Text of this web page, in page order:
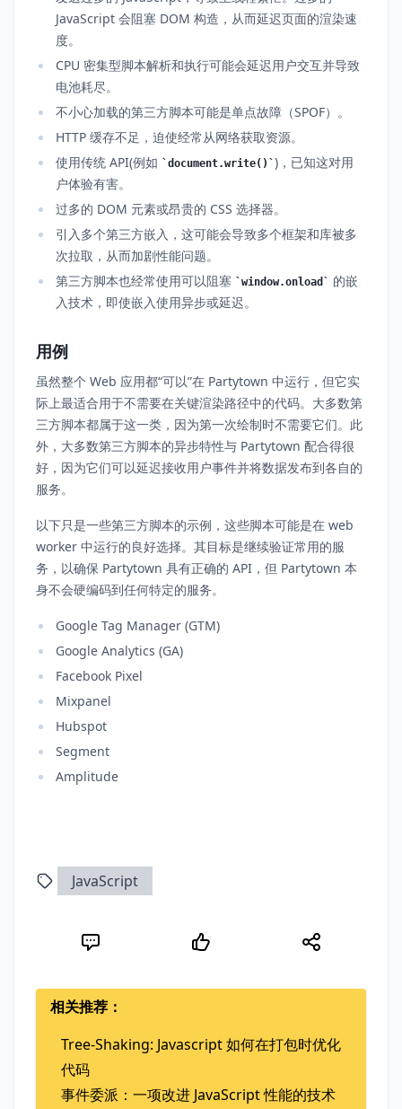
JavaScript 会阻塞 DOM 构造，从而延迟页面的渲染速
度。
CPU 密集型脚本解析和执行可能会延迟用户交互并导致
电池耗尽。
不小心加载的第三方脚本可能是单点故障（SPOF）。
HTTP 缓存不足，迫使经常从网络获取资源。
使用传统 API(例如
document.write()
)，已知这对用
户体验有害。
过多的 DOM 元素或昂贵的 CSS 选择器。
引入多个第三方嵌入，这可能会导致多个框架和库被多
次拉取，从而加剧性能问题。
第三方脚本也经常使用可以阻塞
window.onload
的嵌
入技术，即使嵌入使用异步或延迟。
用例
虽然整个 Web 应用都“可以”在 Partytown 中运行，但它实
际上最适合用于不需要在关键渲染路径中的代码。大多数第
三方脚本都属于这一类，因为第一次绘制时不需要它们。此
外，大多数第三方脚本的异步特性与 Partytown 配合得很
好，因为它们可以延迟接收用户事件并将数据发布到各自的
服务。
以下只是一些第三方脚本的示例，这些脚本可能是在 web
worker 中运行的良好选择。其目标是继续验证常用的服
务，以确保 Partytown 具有正确的 API，但 Partytown 本
身不会硬编码到任何特定的服务。
Google Tag Manager (GTM)
Google Analytics (GA)
Facebook Pixel
Mixpanel
Hubspot
Segment
Amplitude
JavaScript
相关推荐：
Tree-Shaking: Javascript 如何在打包时优化
代码
事件委派：一项改进 JavaScript 性能的技术